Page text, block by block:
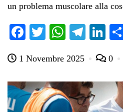
un problema muscolare alla
Fa
bo
ok
T
tte
r
W
ts
A
pp
Te
gr
a
m
Li
ed
In
1 Novembre 2025 0